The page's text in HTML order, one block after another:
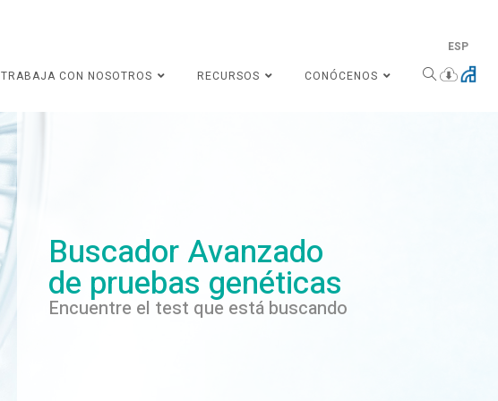
ESP
TRABAJA CON NOSOTROS RECURSOS CONÓCENOS
Buscador Avanzado
de pruebas genéticas
Encuentre el test que está buscando